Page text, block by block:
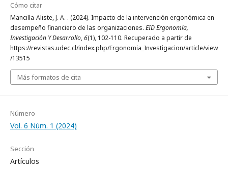
Cómo citar
Mancilla-Aliste, J. A. . (2024). Impacto de la intervención ergonómica en
desempeño financiero de las organizaciones. EID Ergonomía,
Investigación Y Desarrollo,6(1), 102-110. Recuperado a partir de
https://revistas.udec.cl/index.php/Ergonomia_Investigacion/article/view
/13515
Más formatos de cita
Número
Vol. 6 Núm. 1 (2024)
Sección
Artículos